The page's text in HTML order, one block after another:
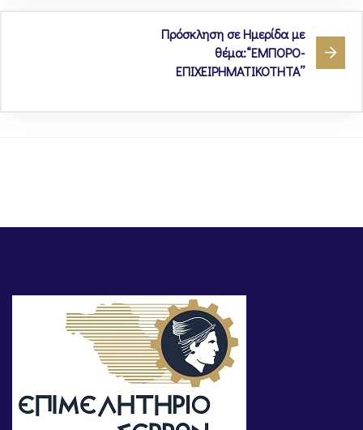
Πρόσκληση σε Ημερίδα με
θέμα:“ΕΜΠΟΡΟ-
ΕΠΙΧΕΙΡΗΜΑΤΙΚΟΤΗΤΑ’’